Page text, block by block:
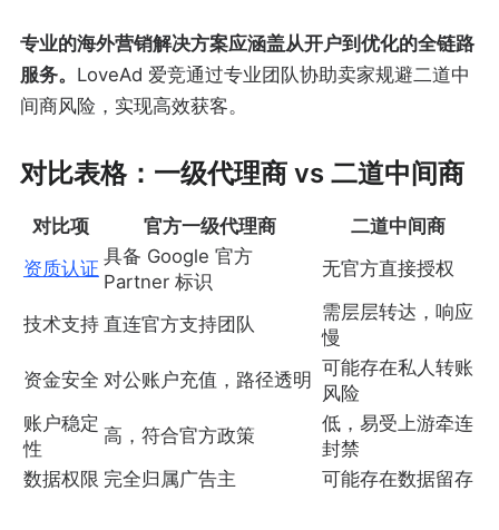
专业的海外营销解决方案应涵盖从开户到优化的全链路
服务。 LoveAd 爱竞通过专业团队协助卖家规避二道中
间商风险，实现高效获客。
对比表格：一级代理商 vs 二道中间商
对比项 官方一级代理商
二道中间商
资质认证
具备 Google 官方
Partner 标识
无官方直接授权
技术支持 直连官方支持团队
需层层转达，响应
慢
资金安全 对公账户充值，路径透明
可能存在私人转账
风险
账户稳定
性
高，符合官方政策
低，易受上游牵连
封禁
数据权限 完全归属广告主 可能存在数据留存